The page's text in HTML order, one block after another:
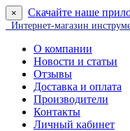
× Скачайте наше
Интернет-магазин
О компании
Новости и статьи
Отзывы
Доставка и оплата
Производители
Контакты
Личный кабинет